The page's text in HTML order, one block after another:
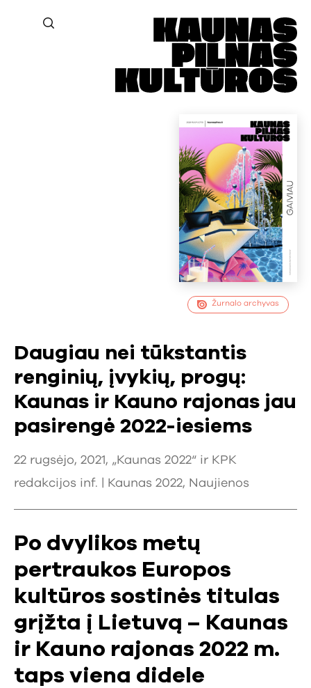
Žurnalo archyvas
Daugiau nei tūkstantis
renginių, įvykių, progų:
Kaunas ir Kauno rajonas jau
pasirengė 2022-iesiems
22 rugsėjo, 2021, „Kaunas 2022“ ir KPK
redakcijos inf. |
Kaunas 2022, Naujienos
Po dvylikos metų
pertraukos Europos
kultūros sostinės titulas
grįžta į Lietuvą – Kaunas
ir Kauno rajonas 2022 m.
taps viena didele